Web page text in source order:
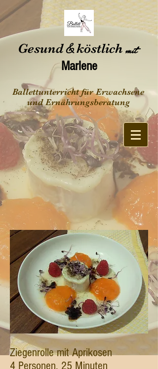
Gesund&köstlichmit
Marlene
Ballettunterricht für Erwachsene
und Ernährungsberatung
Ziegenrolle mit Aprikosen
4 Personen, 25 Minuten